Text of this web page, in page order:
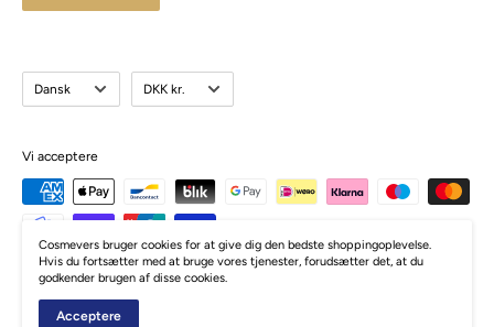
Sprog
Dansk Valuta
DKK kr.
Vi acceptere
© Cosmevers
Cosmevers bruger cookies for at give dig den bedste shoppingoplevelse.
Hvis du fortsætter med at bruge vores tjenester, forudsætter det, at du
godkender brugen af disse cookies.
Acceptere